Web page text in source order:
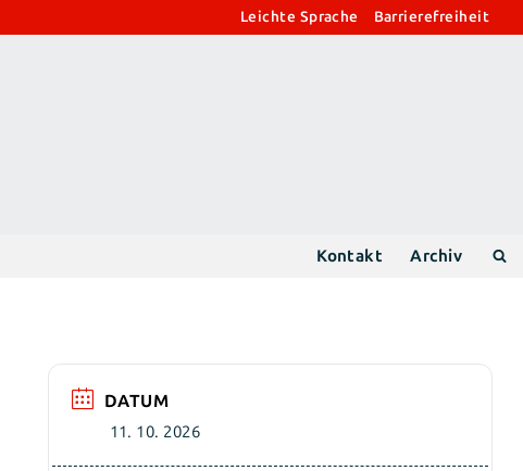
Leichte Sprache Barrierefreiheit
Kontakt Archiv
DATUM
11. 10. 2026